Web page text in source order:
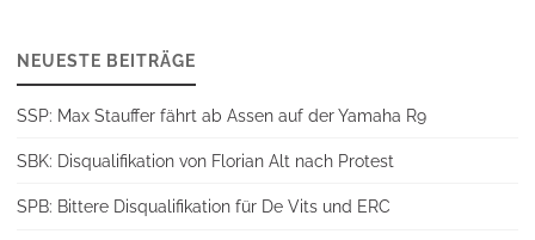
NEUESTE BEITRÄGE
SSP: Max Stauffer fährt ab Assen auf der Yamaha R9
SBK: Disqualifikation von Florian Alt nach Protest
SPB: Bittere Disqualifikation für De Vits und ERC